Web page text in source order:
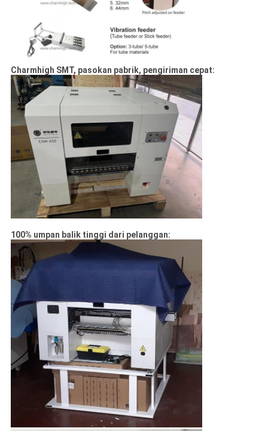
Charmhigh SMT, pasokan pabrik, pengiriman cepat:
100% umpan balik tinggi dari pelanggan: